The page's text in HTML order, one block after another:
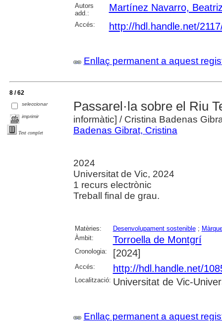
Autors
add.:
Martínez Navarro,
Accés: http://hdl.handle.net/
Enllaç permanent a aquest
8 / 62
seleccionar
imprimir
Text complet
Passarel·la sobre el Riu
informàtic] / Cristina Badenas
Badenas Gibrat, Cristina
2024
Universitat de Vic, 2024
1 recurs electrònic
Treball final de grau.
Matèries: Desenvolupament sostenible;
Àmbit:
Torroella de Montgrí
Cronologia: [2024]
Accés: http://hdl.handle.net/
Localització: Universitat de Vic-
Enllaç permanent a aquest